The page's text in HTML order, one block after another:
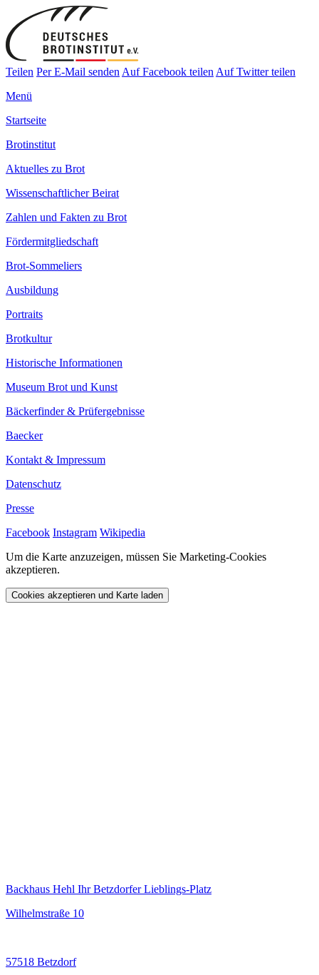
Teilen Per E-Mail senden Auf Facebook teilen Auf Twitter teilen
Menü
Startseite
Brotinstitut
Aktuelles zu Brot
Wissenschaftlicher Beirat
Zahlen und Fakten zu Brot
Fördermitgliedschaft
Brot-Sommeliers
Ausbildung
Portraits
Brotkultur
Historische Informationen
Museum Brot und Kunst
Bäckerfinder & Prüfergebnisse
Baecker
Kontakt & Impressum
Datenschutz
Presse
Facebook Instagram Wikipedia
Um die Karte anzuzeigen, müssen Sie Marketing-Cookies
akzeptieren.
Cookies akzeptieren und Karte laden
Backhaus Hehl Ihr Betzdorfer Lieblings-Platz
Wilhelmstraße 10
57518 Betzdorf